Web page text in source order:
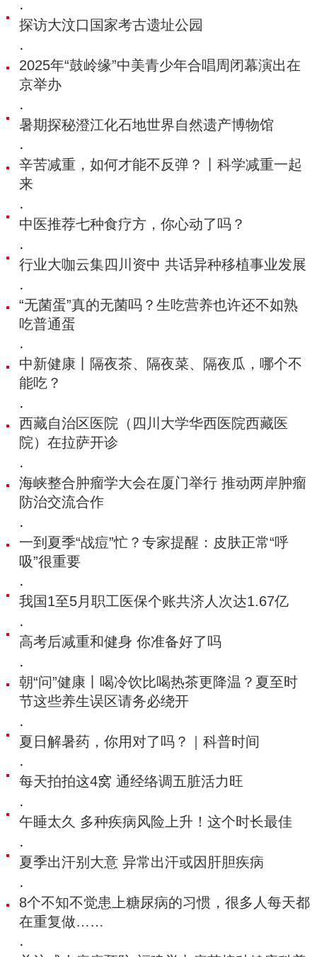
·
探访大汶口国家考古遗址公园
·
2025年“鼓岭缘”中美青少年合唱周闭幕演出在
京举办
·
暑期探秘澄江化石地世界自然遗产博物馆
·
辛苦减重，如何才能不反弹？丨科学减重一起
来
·
中医推荐七种食疗方，你心动了吗？
·
行业大咖云集四川资中 共话异种移植事业发展
·
“无菌蛋”真的无菌吗？生吃营养也许还不如熟
吃普通蛋
·
中新健康丨隔夜茶、隔夜菜、隔夜瓜，哪个不
能吃？
·
西藏自治区医院（四川大学华西医院西藏医
院）在拉萨开诊
·
海峡整合肿瘤学大会在厦门举行 推动两岸肿瘤
防治交流合作
·
一到夏季“战痘”忙？专家提醒：皮肤正常“呼
吸”很重要
·
我国1至5月职工医保个账共济人次达1.67亿
·
高考后减重和健身 你准备好了吗
·
朝“问”健康丨喝冷饮比喝热茶更降温‌？夏至时
节这些养生误区请务必绕开
·
夏日解暑药，你用对了吗？｜科普时间
·
每天拍拍这4窝 通经络调五脏活力旺
·
午睡太久 多种疾病风险上升！这个时长最佳
·
夏季出汗别大意 异常出汗或因肝胆疾病
·
8个不知不觉患上糖尿病的习惯，很多人每天都
在重复做……
·